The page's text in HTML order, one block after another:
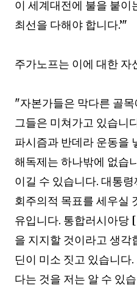
이 세계대전에 불을 붙이
최선을 다해야 합니다.’"
주가노프는 이에 대한 자
"자본가들은 막다른 골
그들은 미쳐가고 있습니
파시즘과 반데라 운동을
해독제는 하나밖에 없습
이길 수 있습니다. 대통
회주의적 목표를 세우실
유입니다. 통합러시아당 [
을 지지할 것이라고 생각
딘이 미소 짓고 있습니다.
다는 것을 저는 알 수 있